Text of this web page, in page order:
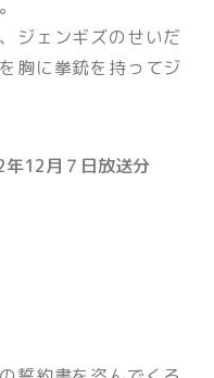
ジェンギズのせいだ
胸に拳銃を持ってジ
12月７日放送分